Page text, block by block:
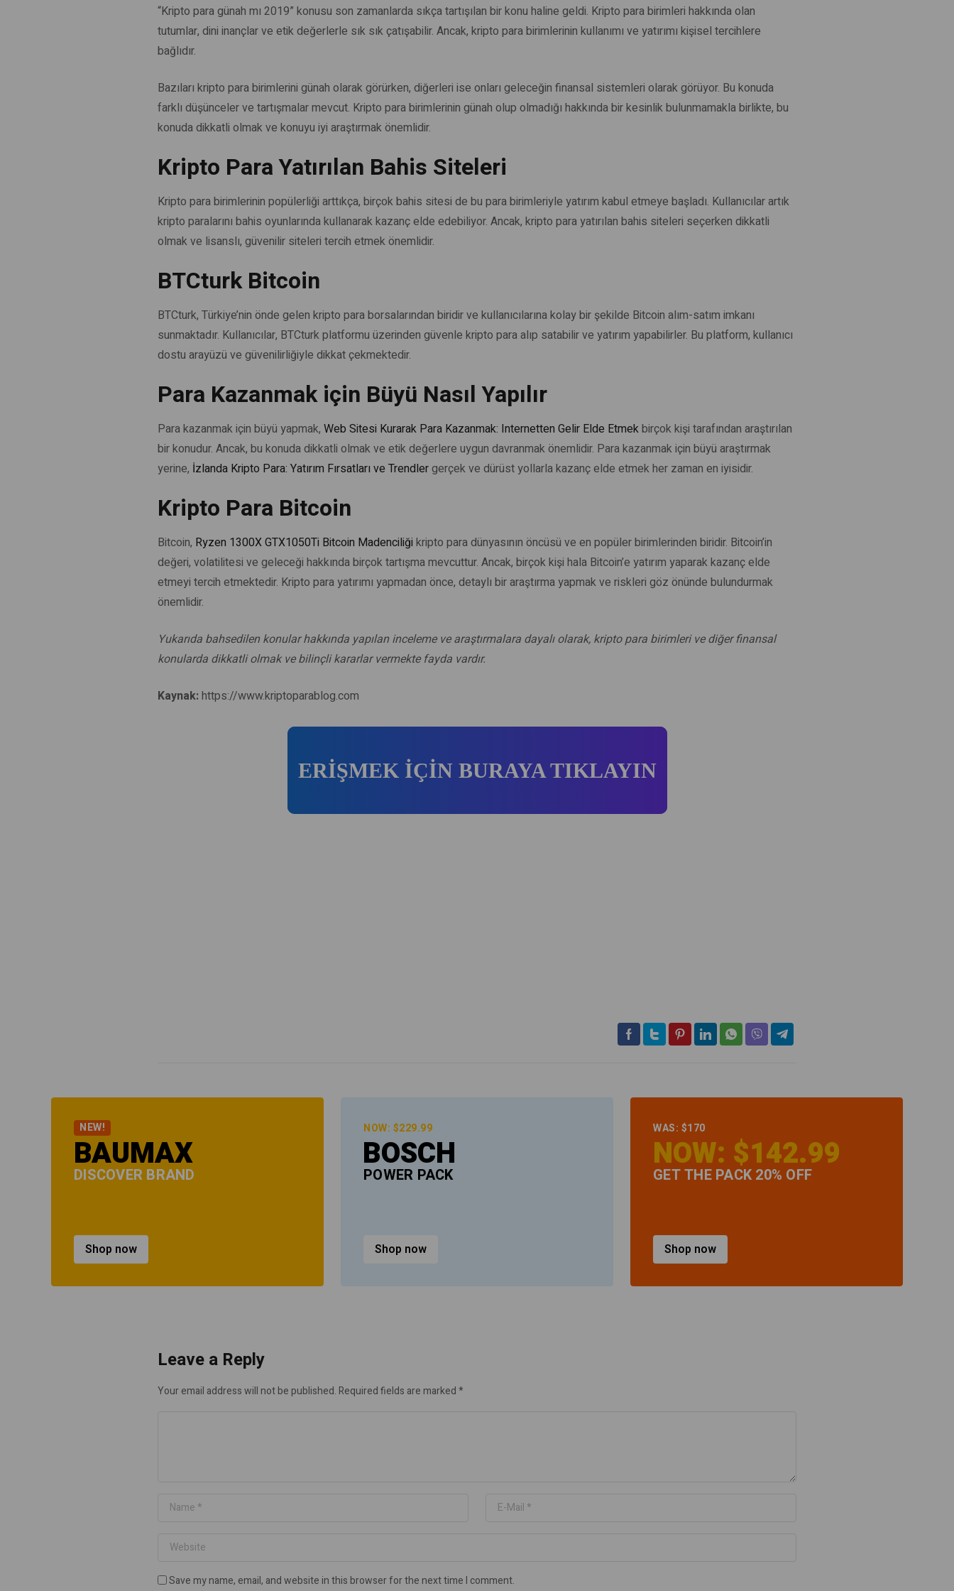
“Kripto para günah mı 2019” konusu son zamanlarda sıkça tartışılan bir konu haline geldi. Kripto para birimleri hakkında olan
tutumlar, dini inançlar ve etik değerlerle sık sık çatışabilir. Ancak, kripto para birimlerinin kullanımı ve yatırımı kişisel tercihlere
bağlıdır.
Bazıları kripto para birimlerini günah olarak görürken, diğerleri ise onları geleceğin finansal sistemleri olarak görüyor. Bu konuda
farklı düşünceler ve tartışmalar mevcut. Kripto para birimlerinin günah olup olmadığı hakkında bir kesinlik bulunmamakla birlikte, bu
konuda dikkatli olmak ve konuyu iyi araştırmak önemlidir.
Kripto Para Yatırılan Bahis Siteleri
Kripto para birimlerinin popülerliği arttıkça, birçok bahis sitesi de bu para birimleriyle yatırım kabul etmeye başladı. Kullanıcılar artık
kripto paralarını bahis oyunlarında kullanarak kazanç elde edebiliyor. Ancak, kripto para yatırılan bahis siteleri seçerken dikkatli
olmak ve lisanslı, güvenilir siteleri tercih etmek önemlidir.
BTCturk Bitcoin
BTCturk, Türkiye’nin önde gelen kripto para borsalarından biridir ve kullanıcılarına kolay bir şekilde Bitcoin alım-satım imkanı
sunmaktadır. Kullanıcılar, BTCturk platformu üzerinden güvenle kripto para alıp satabilir ve yatırım yapabilirler. Bu platform, kullanıcı
dostu arayüzü ve güvenilirliğiyle dikkat çekmektedir.
Para Kazanmak için Büyü Nasıl Yapılır
Para kazanmak için büyü yapmak, Web Sitesi Kurarak Para Kazanmak: Internetten Gelir Elde Etmekbirçok kişi tarafından araştırılan
bir konudur. Ancak, bu konuda dikkatli olmak ve etik değerlere uygun davranmak önemlidir. Para kazanmak için büyü araştırmak
yerine, İzlanda Kripto Para: Yatırım Fırsatları ve Trendlergerçek ve dürüst yollarla kazanç elde etmek her zaman en iyisidir.
Kripto Para Bitcoin
Bitcoin, Ryzen 1300X GTX1050Ti Bitcoin Madenciliği kripto para dünyasının öncüsü ve en popüler birimlerinden biridir. Bitcoin’in
değeri, volatilitesi ve geleceği hakkında birçok tartışma mevcuttur. Ancak, birçok kişi hala Bitcoin’e yatırım yaparak kazanç elde
etmeyi tercih etmektedir. Kripto para yatırımı yapmadan önce, detaylı bir araştırma yapmak ve riskleri göz önünde bulundurmak
önemlidir.
Yukarıda bahsedilen konular hakkında yapılan inceleme ve araştırmalara dayalı olarak, kripto para birimleri ve diğer finansal
konularda dikkatli olmak ve bilinçli kararlar vermekte fayda vardır.
Kaynak: https://www.kriptoparablog.com
ERİŞMEK İÇİN BURAYA TIKLAYIN
NEW!
BAUMAX
DISCOVER BRAND
Shop now
NOW: $229.99
BOSCH
POWER PACK
Shop now
WAS: $170
NOW: $142.99
GET THE PACK 20% OFF
Shop now
Leave a Reply
Your email address will not be published. Required fields are marked*
Save my name, email, and website in this browser for the next time I comment.